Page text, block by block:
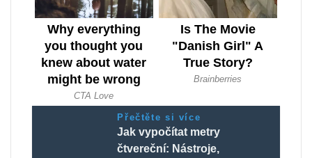
Přečtěte si více
Jak vypočítat metry
čtvereční: Nástroje,